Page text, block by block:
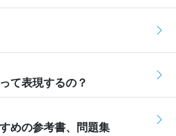
て表現するの？
めの参考書、問題集